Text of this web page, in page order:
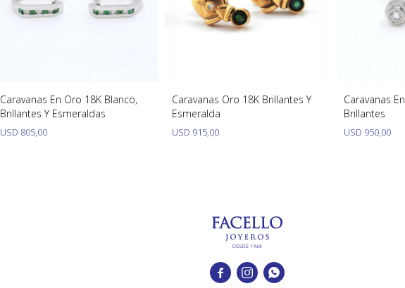
Caravanas En Oro 18K Blanco,
Brillantes Y Esmeraldas
USD 805,00
Caravanas Oro 18K Brillantes Y
Esmeralda
USD 915,00
Caravanas
Brillantes
USD 950,00
  